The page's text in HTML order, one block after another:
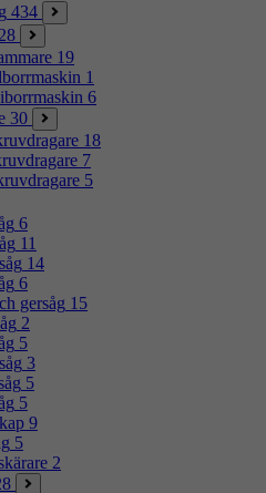
434
28
19
1
6
30
18
7
5
6
11
14
6
gersåg 15
2
5
3
5
5
9
5
2